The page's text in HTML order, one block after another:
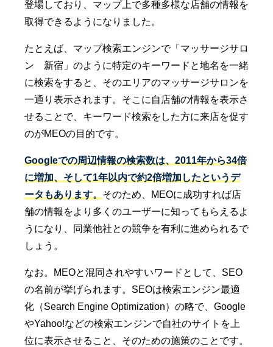
登場しており、マップ上で多種多様な店舗の情報を
取得できるようになりました。
たとえば、マップ検索エンジンで「マッサージサロ
ン 新宿」のように特定のキーワードと地名を一緒
に検索をすると、そのエリアのマッサージサロンを
一通り表示されます。そこに自店舗の情報を表示さ
せることで、キーワード検索をした方に来店を促す
のがMEOの目的です。
Googleでの周辺情報の検索数は、2011年から34倍
に増加、そして1年以内で約2倍増加したというデ
ータもあります。 そのため、MEOに成功すれば店
舗の情報をより多くのユーザーに知ってもらえるよ
うになり、同業他社との競争を有利に進められるで
しょう。
なお。MEOと混同されやすいワードとして、SEO
の名前が挙げられます。SEOは検索エンジン最適
化（Search Engine Optimization）の略で、Google
やYahoo!などの検索エンジンで自社のサイトを上
位に表示させること、そのための施策のことです。